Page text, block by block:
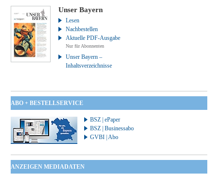
Unser Bayern
Lesen
Nachbestellen
Aktuelle PDF-Ausgabe
Nur für Abonnenten
Unser Bayern –
Inhaltsverzeichnisse
ABO + BESTELLSERVICE
BSZ | ePaper
BSZ | Businessabo
GVBI | Abo
ANZEIGEN MEDIADATEN